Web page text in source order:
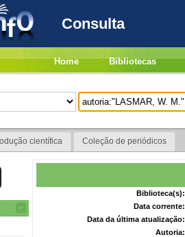
Consulta
Home Bibliotecas
científica Coleção de periódicos
Biblioteca(s):
Data corrente:
Data da última atualização:
Autoria: